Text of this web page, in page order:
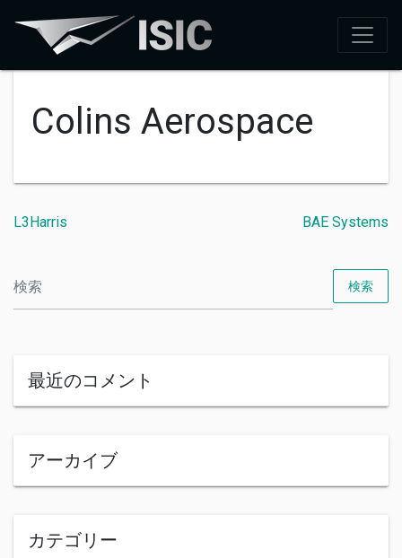
Colins Aerospace
L3Harris BAE Systems
検索
最近のコメント
アーカイブ
カテゴリー